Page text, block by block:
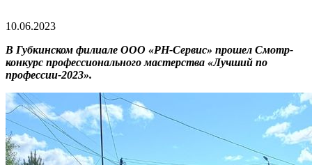
10.06.2023
В Губкинском филиале ООО «РН-Сервис» прошел Смотр-
конкурс профессионального мастерства «Лучший по
профессии-2023».